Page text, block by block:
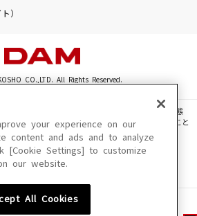
）
CO.,LTD. All Rights Reserved.
の文章・画像・写真・動画・音声等を、手段や形態
を超えて無断で複製、転載、ファイル化などすること
りご利用いただけない場合があります。
信内容が変更になる場合があります。
your experience on our
content and ads and to analyze
[Cookie Settings] to customize
our website.
All Cookies